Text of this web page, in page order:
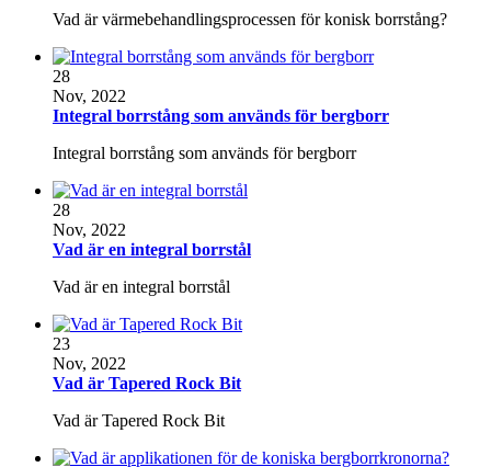
Vad är värmebehandlingsprocessen för konisk borrstång?
28
Nov, 2022
Integral borrstång som används för bergborr
Integral borrstång som används för bergborr
28
Nov, 2022
Vad är en integral borrstål
Vad är en integral borrstål
23
Nov, 2022
Vad är Tapered Rock Bit
Vad är Tapered Rock Bit